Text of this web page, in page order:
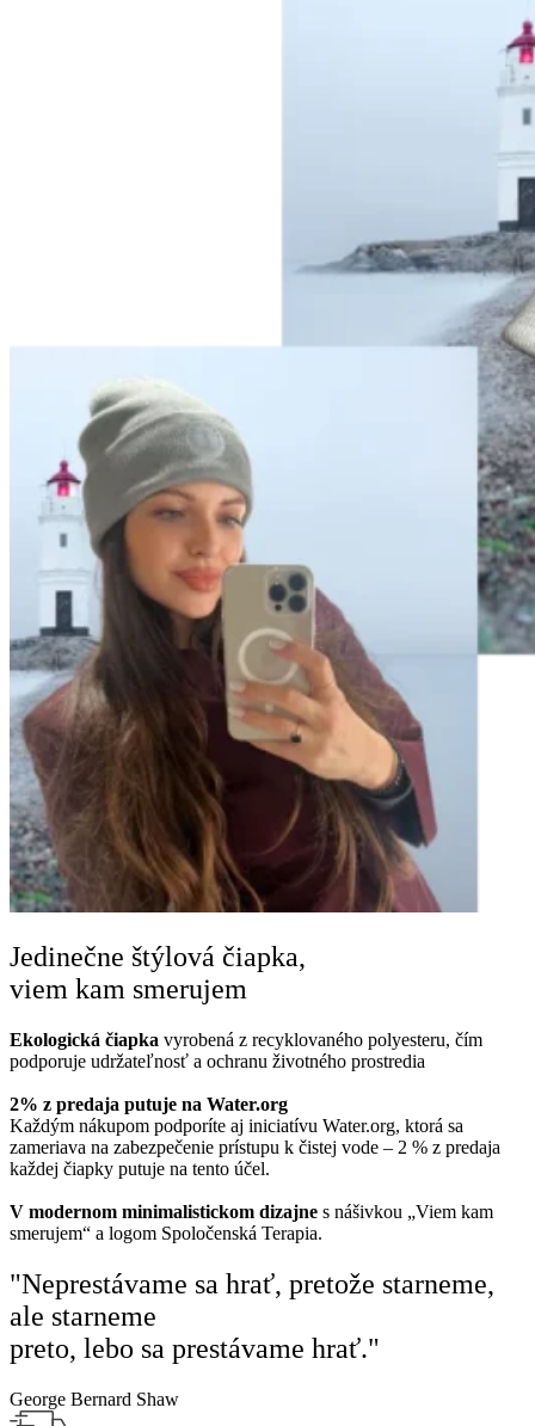
Jedinečne štýlová čiapka,
viem kam smerujem
Ekologická čiapka vyrobená z recyklovaného polyesteru, čím
podporuje udržateľnosť a ochranu životného prostredia
2% z predaja putuje na Water.org
Každým nákupom podporíte aj iniciatívu Water.org, ktorá sa
zameriava na zabezpečenie prístupu k čistej vode – 2 % z predaja
každej čiapky putuje na tento účel.
V modernom minimalistickom dizajne s nášivkou „Viem kam
smerujem“ a logom Spoločenská Terapia.
"Neprestávame sa hrať, pretože starneme,
ale starneme
preto, lebo sa prestávame hrať."
George Bernard Shaw